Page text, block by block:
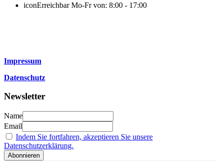
iconErreichbar Mo-Fr von: 8:00 - 17:00
Impressum
Datenschutz
Newsletter
Name
Email
Indem Sie fortfahren, akzeptieren Sie unsere
Datenschutzerklärung.